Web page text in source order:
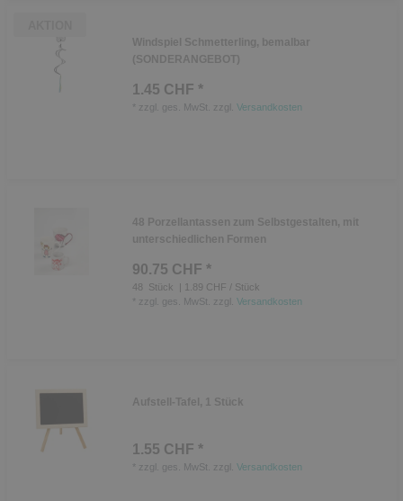
Windspiel Schmetterling, bemalbar
(SONDERANGEBOT)
1.45 CHF *
zzgl. ges. MwSt. zzgl. Versandkosten
48 Porzellantassen zum Selbstgestalten, mit
unterschiedlichen Formen
90.75 CHF *
48 Stück
| 1.89 CHF / Stück
zzgl. ges. MwSt. zzgl. Versandkosten
Aufstell-Tafel, 1 Stück
1.55 CHF *
zzgl. ges. MwSt. zzgl. Versandkosten